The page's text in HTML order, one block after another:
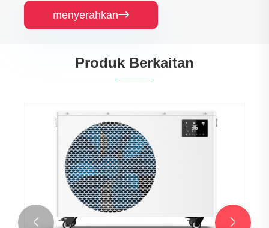
menyerahkan
Produk Berkaitan
 